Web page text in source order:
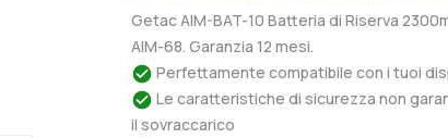
Getac AIM-BAT-10 Batteria di Riserva
AIM-68. Garanzia 12 mesi.
Perfettamente compatibile con i tuoi
Le caratteristiche di sicurezza non
il sovraccarico